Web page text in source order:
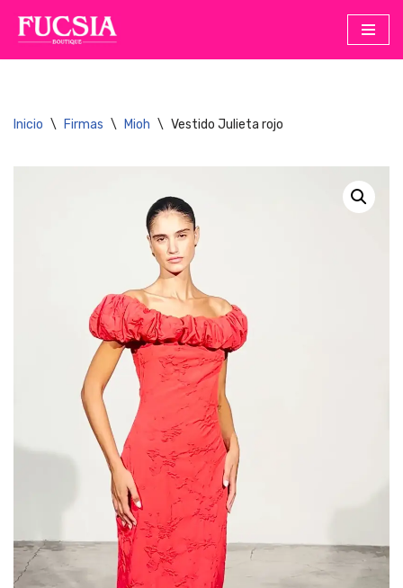
Saltar
Inicio \ Firmas \ Mioh \ Vestido Julieta rojo